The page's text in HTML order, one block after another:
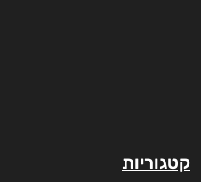
קטגוריות